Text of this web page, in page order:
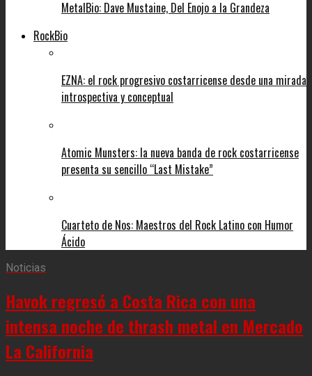
MetalBio: Dave Mustaine, Del Enojo a la Grandeza
RockBio
EZNA: el rock progresivo costarricense desde una mirada
introspectiva y conceptual
Atomic Munsters: la nueva banda de rock costarricense
presenta su sencillo “Last Mistake”
Cuarteto de Nos: Maestros del Rock Latino con Humor
Ácido
Noticias
Havok regresó a Costa Rica con una
intensa noche de thrash metal en Mercado
La California